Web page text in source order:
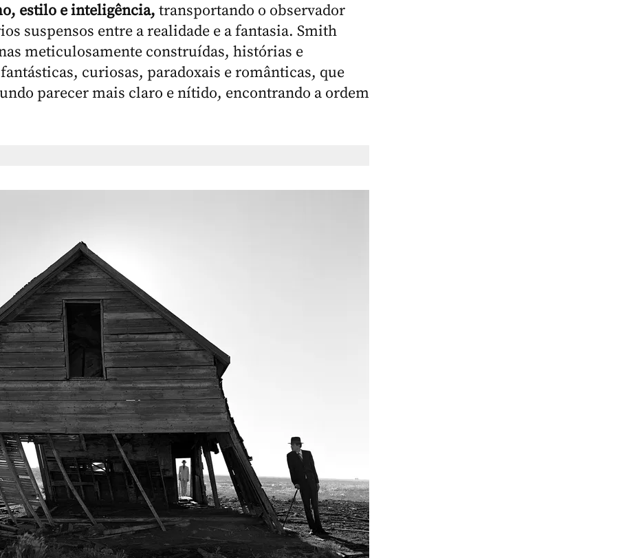
estilo e inteligência, transportando o observador
suspensos entre a realidade e a fantasia. Smith
meticulosamente construídas, histórias e
curiosas, paradoxais e românticas, que
parecer mais claro e nítido, encontrando a ordem